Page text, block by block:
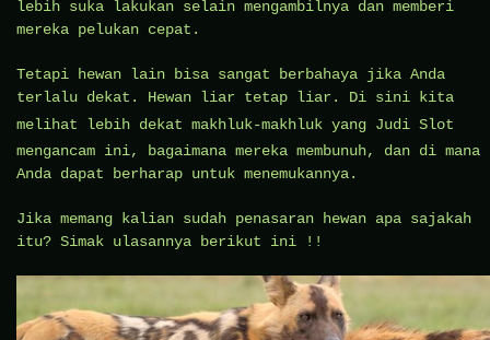
lebih suka lakukan selain mengambilnya dan memberi
mereka pelukan cepat.
Tetapi hewan lain bisa sangat berbahaya jika Anda
terlalu dekat. Hewan liar tetap liar. Di sini kita
melihat lebih dekat makhluk-makhluk yang Judi Slot
mengancam ini, bagaimana mereka membunuh, dan di mana
Anda dapat berharap untuk menemukannya.
Jika memang kalian sudah penasaran hewan apa sajakah
itu? Simak ulasannya berikut ini !!